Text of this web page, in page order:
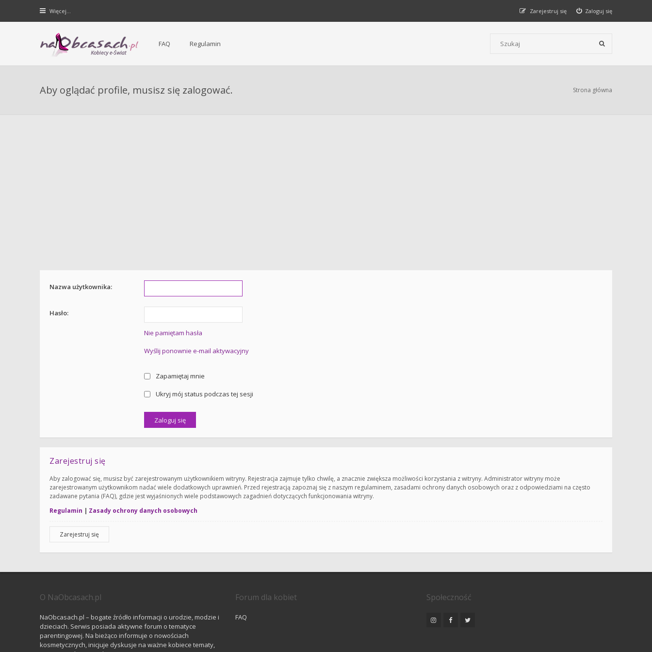
Więcej… Zaloguj się
Zarejestruj się
Forum dla kobiet | NaObcasach.pl
FAQ
Regulamin
Aby oglądać profile, musisz się zalogować. Strona główna
Nazwa użytkownika:
Hasło:
Nie pamiętam hasła
Wyślij ponownie e-mail aktywacyjny
Zapamiętaj mnie
Ukryj mój status podczas tej sesji
Zarejestruj się
Aby zalogować się, musisz być zarejestrowanym użytkownikiem witryny. Rejestracja zajmuje tylko chwilę, a znacznie zwiększa możliwości korzystania z witryny. Administrator witryny może
zarejestrowanym użytkownikom nadać wiele dodatkowych uprawnień. Przed rejestracją zapoznaj się z naszym regulaminem, zasadami ochrony danych osobowych oraz z odpowiedziami na często
zadawane pytania (FAQ), gdzie jest wyjaśnionych wiele podstawowych zagadnień dotyczących funkcjonowania witryny.
Regulamin | Zasady ochrony danych osobowych
Zarejestruj się
O NaObcasach.pl
NaObcasach.pl – bogate źródło informacji o urodzie, modzie i
dzieciach. Serwis posiada aktywne forum o tematyce
parentingowej. Na bieżąco informuje o nowościach
kosmetycznych, inicjuje dyskusje na ważne kobiece tematy,
Forum dla kobiet
FAQ
Społeczność